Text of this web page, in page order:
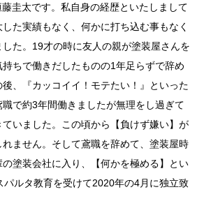
圭太です。 私自身の経歴といたしまして
た実績もなく、何かに打ち込む事もなく
た。 19才の時に友人の親が塗装屋さんを
ちで働きだしたものの1年足らずで辞め
、『カッコイイ！モテたい！』といった
で約3年間働きましたが無理をし過ぎて
いました。この頃から【負けず嫌い】が
ません。 そして鳶職を辞めて、塗装屋時
塗装会社に入り、【何かを極める】とい
パルタ教育を受けて2020年の4月に独立致